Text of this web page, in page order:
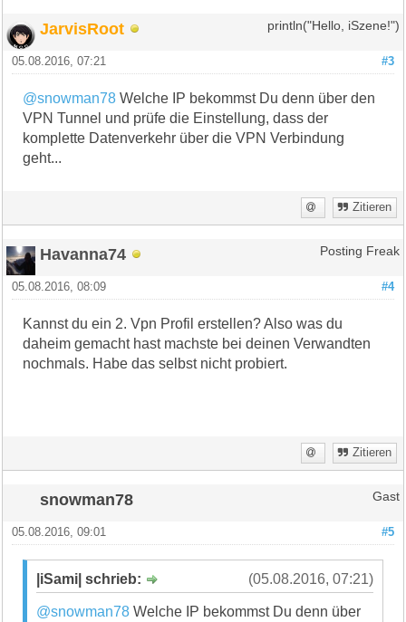
JarvisRoot println("Hello, iSzene!")
#3
05.08.2016, 07:21
@snowman78 Welche IP bekommst Du denn über den
VPN Tunnel und prüfe die Einstellung, dass der
komplette Datenverkehr über die VPN Verbindung
geht...
Zitieren
Havanna74 Posting Freak
#4
05.08.2016, 08:09
Kannst du ein 2. Vpn Profil erstellen? Also was du
daheim gemacht hast machste bei deinen Verwandten
nochmals. Habe das selbst nicht probiert.
Zitieren
snowman78 Gast
#5
05.08.2016, 09:01
(05.08.2016, 07:21)
|iSami| schrieb:
@snowman78 Welche IP bekommst Du denn über